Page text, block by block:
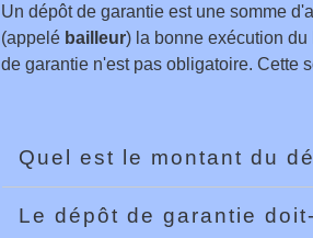
Un dépôt de garantie est une somme
(appelé bailleur) la bonne exécution
de garantie n'est pas obligatoire. Cette
Quel est le montant du
Le dépôt de garantie